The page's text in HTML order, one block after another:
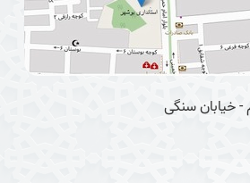
- خیابان سنگی